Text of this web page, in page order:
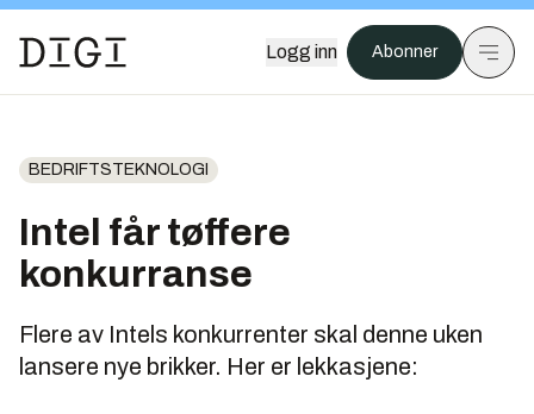
Logg inn Abonner
BEDRIFTSTEKNOLOGI
Intel får tøffere
konkurranse
Flere av Intels konkurrenter skal denne uken
lansere nye brikker. Her er lekkasjene: